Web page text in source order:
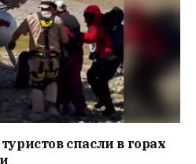
спасли в горах